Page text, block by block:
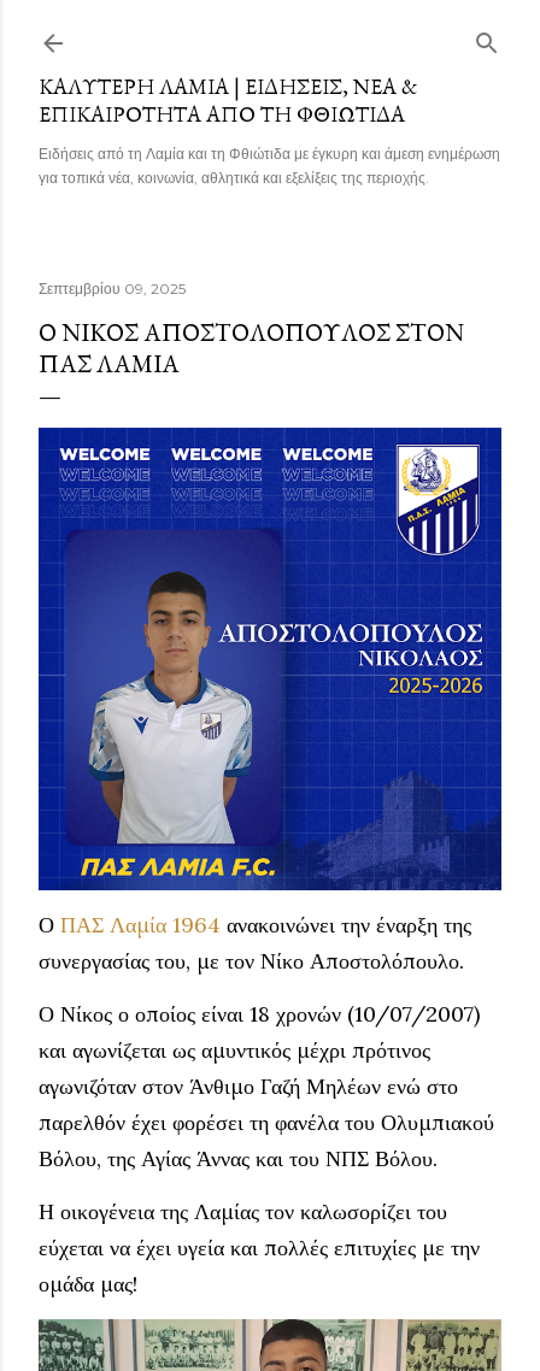
ΚΑΛΎΤΕΡΗ ΛΑΜΊΑ | ΕΙΔΉΣΕΙΣ, ΝΈΑ &
ΕΠΙΚΑΙΡΌΤΗΤΑ ΑΠΌ ΤΗ ΦΘΙΏΤΙΔΑ
Ειδήσεις από τη Λαμία και τη Φθιώτιδα με έγκυρη και άμεση ενημέρωση
για τοπικά νέα, κοινωνία, αθλητικά και εξελίξεις της περιοχής.
Σεπτεμβρίου 09, 2025
Ο ΝΊΚΟΣ ΑΠΟΣΤΟΛΌΠΟΥΛΟΣ ΣΤΟΝ
ΠΑΣ ΛΑΜΊΑ
Ο ΠΑΣ Λαμία 1964 ανακοινώνει την έναρξη της
συνεργασίας του, με τον Νίκο Αποστολόπουλο.
Ο Νίκος ο οποίος είναι 18 χρονών (10/07/2007)
και αγωνίζεται ως αμυντικός μέχρι πρότινος
αγωνιζόταν στον Άνθιμο Γαζή Μηλέων ενώ στο
παρελθόν έχει φορέσει τη φανέλα του Ολυμπιακού
Βόλου, της Αγίας Άννας και του ΝΠΣ Βόλου.
Η οικογένεια της Λαμίας τον καλωσορίζει του
εύχεται να έχει υγεία και πολλές επιτυχίες με την
ομάδα μας!